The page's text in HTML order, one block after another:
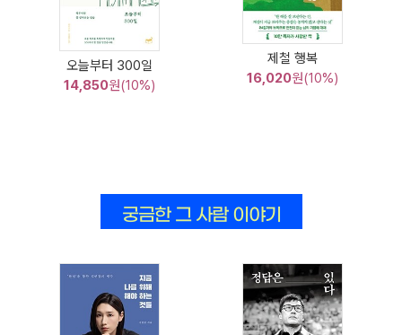
오늘부터 300일
14,850원(10%)
제철 행복
16,020원(10%)
궁금한 그 사람 이야기